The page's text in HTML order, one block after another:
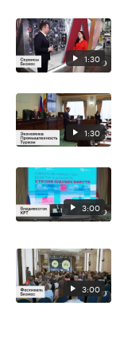
1:30
1:30
3:00
3:00